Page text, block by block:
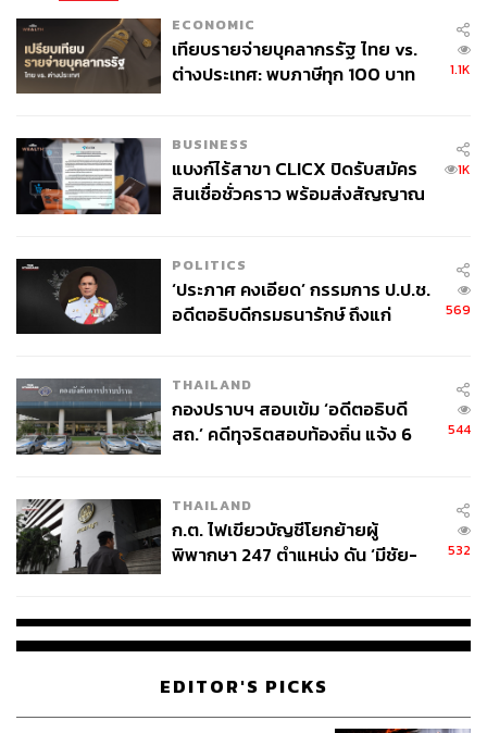
วิลล์ อาห์เหม็ด ซีอีโอของ Whoop เคยกล่าวว่า อุปกรณ์
ติดตามแบบสวมใส่ตลอด 24 ชั่วโมงจะช่วยตรวจจับ “ความผิด
ปราศจากบริบท
เมื่อไม่มีหน้าจอ แบตเตอรี่จึงใช้พลังงานเฉพาะเซ็นเซอร์
โดย Fitbit Air ใช้งานได้ 1 สัปดาห์ Oura Ring อยู่ที่ราว 8 วัน
ส่วน Whoop 5.0 ใช้งานได้นานถึง 2 สัปดาห์
ฮอลลี เชลตัน ประธานเจ้าหน้าที่ฝ่ายผลิตภัณฑ์ของ Oura
โดยไม่ต้องถูกหน้าจออีกชิ้นดึงดูดความสนใจตลอดเวลา”
และเมื่อไม่มีการแจ้งเตือน ผู้ใช้สามารถเลือกเองได้ว่าจะดู
ข้อมูลบ่อยแค่ไหนก็ได้
หมายเหตุ : ใช้อัตราแลกเปลี่ยน 1 ดอลลาร์สหรัฐ เท่ากับ
32.18 บาท ณ วันที่ 8 พฤษภาคม 2569
ภาพ :Courtesy of Google
อ้างอิง:
ECONOMIC
เทียบรายจ่ายบุคลากรรัฐ ไทย vs.
ต่างประเทศ: พบภาษีทุก 100 บาท
1.1K
BUSINESS
แบงก์ไร้สาขา CLICX ปิดรับสมัคร
สินเชื่อชั่วคราว พร้อมส่งสัญญาณ
1K
POLITICS
‘ประภาศ คงเอียด’ กรรมการ ป.ป.ช.
อดีตอธิบดีกรมธนารักษ์ ถึงแก่
569
THAILAND
กองปราบฯ สอบเข้ม ‘อดีตอธิบดี
สถ.’ คดีทุจริตสอบท้องถิ่น แจ้ง 6
544
THAILAND
ก.ต. ไฟเขียวบัญชีโยกย้ายผู้
พิพากษา 247 ตำแหน่ง ดัน ‘มีชัย-
532
EDITOR'S PICKS